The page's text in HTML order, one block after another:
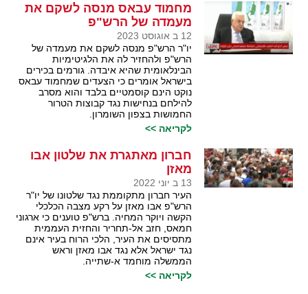
מחמוד עבאס מנסה לשקם את
מעמדה של הרש"פ
12 ב אוגוסט 2023
יו"ר הרש"פ מנסה לשקם את מעמדה של
הרש"פ ולהחזיר לה את הלגיטימיות
הבינלאומית שהיא איבדה. גורמים בכירים
בישראל אומרים כי הצעדים שמחמוד עבאס
נוקט הינם קוסמטיים בלבד והוא מסרב
להילחם בנחישות נגד קבוצות הטרור
החמושות בצפון השומרון.
לקריאה >>
חברון מאתגרת את שלטון אבו
מאזן
13 ב יוני 2022
העיר חברון מתקוממת נגד שלטונו של יו"ר
הרש"פ אבו מאזן על רקע מצבה הכלכלי
הקשה ויוקר המחיה. ברש"פ טוענים כי ארגוני
חמאס, חזב אל-תחריר והחזית העממית
מתסיסים את העיר, הלכי הרוח בעיר אינם
נגד ישראל אלא נגד אבו מאזן וראש
הממשלה מוחמד א-שתייה.
לקריאה >>